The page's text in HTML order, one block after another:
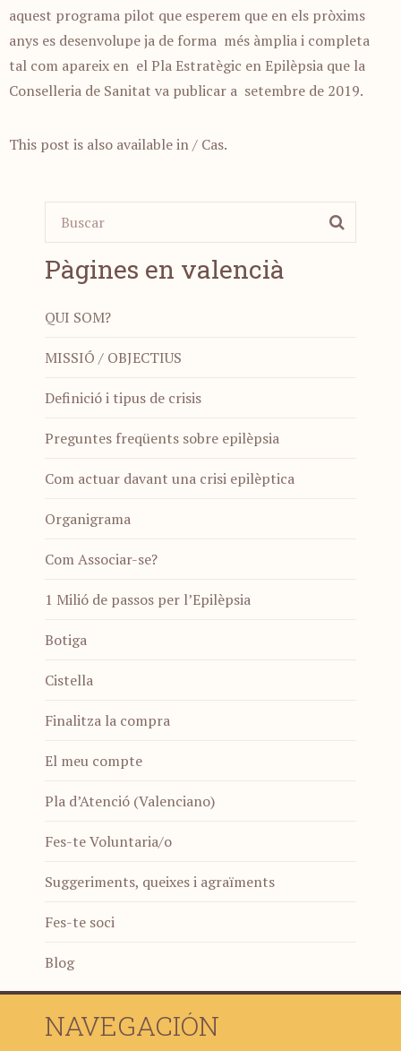
aquest programa pilot que esperem que en els pròxims
anys es desenvolupe ja de forma més àmplia i completa
tal com apareix en el Pla Estratègic en Epilèpsia que la
Conselleria de Sanitat va publicar a setembre de 2019.
This post is also available in/ Cas.
Pàgines en valencià
QUI SOM?
MISSIÓ / OBJECTIUS
Definició i tipus de crisis
Preguntes freqüents sobre epilèpsia
Com actuar davant una crisi epilèptica
Organigrama
Com Associar-se?
1 Milió de passos per l’Epilèpsia
Botiga
Cistella
Finalitza la compra
El meu compte
Pla d’Atenció (Valenciano)
Fes-te Voluntaria/o
Suggeriments, queixes i agraïments
Fes-te soci
Blog
NAVEGACIÓN